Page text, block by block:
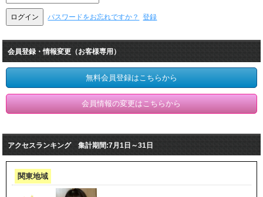
パスワードをお忘れですか？ 登録
会員登録・情報変更（お客様専用）
無料会員登録はこちらから
会員情報の変更はこちらから
アクセスランキング 集計期間:7月1日～31日
関東地域